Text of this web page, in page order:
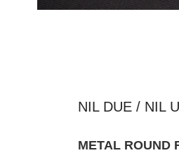
NIL DUE / NIL
METAL ROUND